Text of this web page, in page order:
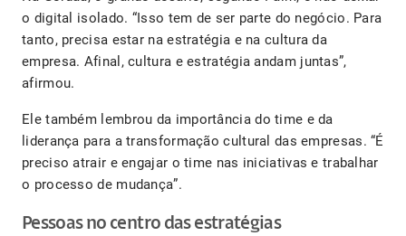
o digital isolado. “Isso tem de ser parte do negócio. Para
tanto, precisa estar na estratégia e na cultura da
empresa. Afinal, cultura e estratégia andam juntas”,
afirmou.
Ele também lembrou da importância do time e da
liderança para a transformação cultural das empresas. “É
preciso atrair e engajar o time nas iniciativas e trabalhar
o processo de mudança”.
Pessoas no centro das estratégias